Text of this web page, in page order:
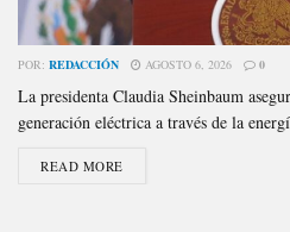
POR: REDACCIÓN AGOSTO 6, 2026 0
La presidenta Claudia Sheinbaum
generación eléctrica a través de la
READ MORE